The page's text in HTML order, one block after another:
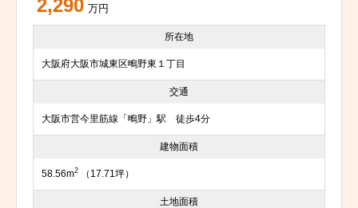
2,290 万円
所在地
大阪府大阪市城東区鴫野東１丁目
交通
大阪市営今里筋線「鴫野」駅 徒歩4分
建物面積
58.56m2 （17.71坪）
土地面積